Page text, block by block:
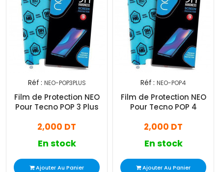
Réf : NEO-POP3PLUS
Film de Protection NEO
Pour Tecno POP 3 Plus
2,000 DT
En stock
Ajouter Au Panier
Réf : NEO-POP4
Film de Protection NEO
Pour Tecno POP 4
2,000 DT
En stock
Ajouter Au Panier